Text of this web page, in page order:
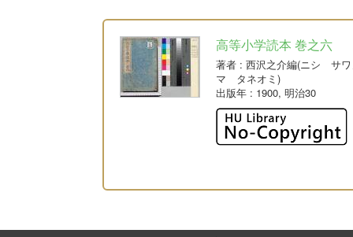
高等小学読本 巻之六
著者 : 西沢之介編(ニシ サ
マ タネオミ)
出版年 : 1900, 明治30